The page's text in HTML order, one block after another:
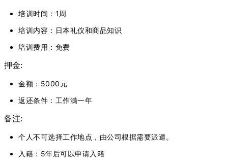
培训时间：1周
培训内容：日本礼仪和商品知识
培训费用：免费
押金:
金额：5000元
返还条件：工作满一年
备注:
个人不可选择工作地点，由公司根据需要派遣。
入籍：5年后可以申请入籍